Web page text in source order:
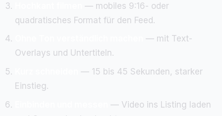
— mobiles 9:16- oder
quadratisches Format für den Feed.
— mit Text-
Overlays und Untertiteln.
— 15 bis 45 Sekunden, starker
Einstieg.
— Video ins Listing laden